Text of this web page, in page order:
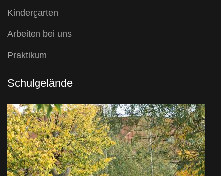
Kindergarten
Arbeiten bei uns
Praktikum
Schulgelände